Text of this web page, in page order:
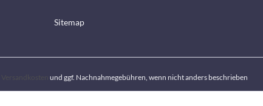
Sitemap
und ggf. Nachnahmegebühren, wenn nicht anders beschrieben